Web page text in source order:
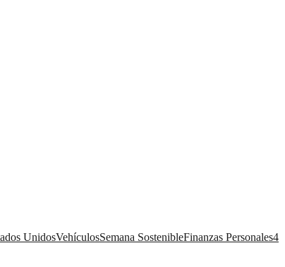
UnidosVehículosSemana SostenibleFinanzas Personales4